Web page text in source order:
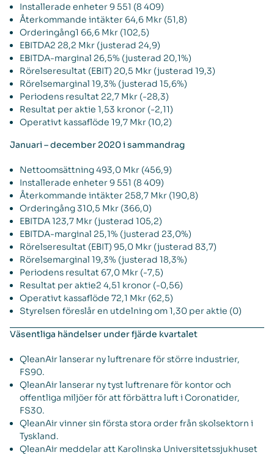
Installerade enheter 9 551 (8 409)
Återkommande intäkter 64,6 Mkr (51,8)
Orderingång1 66,6 Mkr (102,5)
EBITDA2 28,2 Mkr (justerad 24,9)
EBITDA-marginal 26,5% (justerad 20,1%)
Rörelseresultat (EBIT) 20,5 Mkr (justerad 19,3)
Rörelsemarginal 19,3% (justerad 15,6%)
Periodens resultat 22,7 Mkr (-28,3)
Resultat per aktie 1,53 kronor (-2,11)
Operativt kassaflöde 19,7 Mkr (10,2)
Januari – december 2020 i sammandrag
Nettoomsättning 493,0 Mkr (456,9)
Installerade enheter 9 551 (8 409)
Återkommande intäkter 258,7 Mkr (190,8)
Orderingång 310,5 Mkr (366,0)
EBITDA 123,7 Mkr (justerad 105,2)
EBITDA-marginal 25,1% (justerad 23,0%)
Rörelseresultat (EBIT) 95,0 Mkr (justerad 83,7)
Rörelsemarginal 19,3% (justerad 18,3%)
Periodens resultat 67,0 Mkr (-7,5)
Resultat per aktie2 4,51 kronor (-0,56)
Operativt kassaflöde 72,1 Mkr (62,5)
Styrelsen föreslår en utdelning om 1,30 per aktie (0)
Väsentliga händelser under fjärde kvartalet
QleanAir lanserar ny luftrenare för större industrier,
FS90.
QleanAir lanserar ny tyst luftrenare för kontor och
offentliga miljöer för att förbättra luft i Coronatider,
FS30.
QleanAir vinner sin första stora order från skolsektorn i
Tyskland.
QleanAir meddelar att Karolinska Universitetssjukhuset